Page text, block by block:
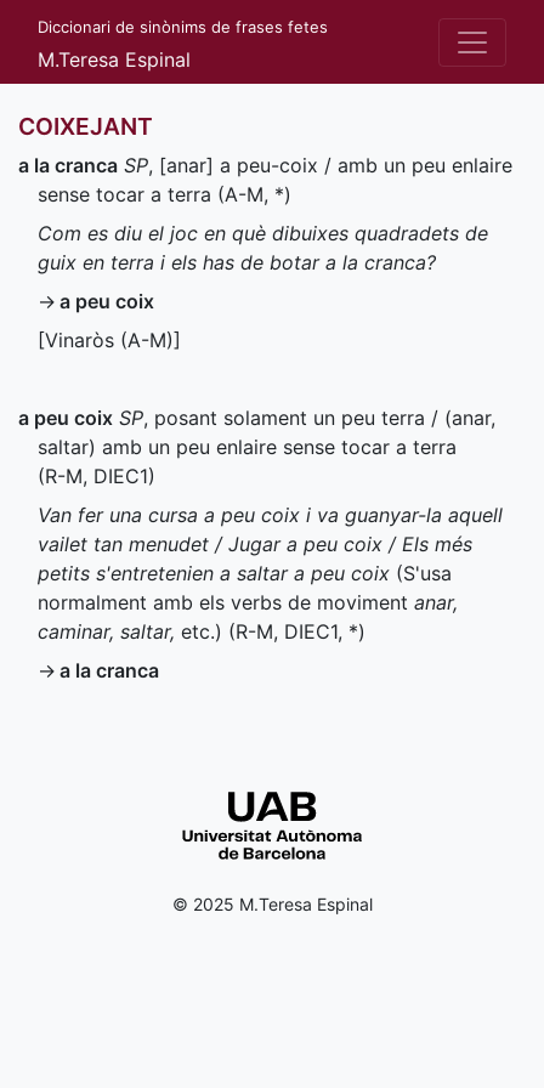
Diccionari de sinònims de frases fetes
M.Teresa Espinal
COIXEJANT
a la cranca SP, [anar] a peu-coix / amb un peu enlaire
sense tocar a terra (A-M, *)
Com es diu el joc en què dibuixes quadradets de
guix en terra i els has de botar a la cranca?
→ a peu coix
[Vinaròs (A-M)]
a peu coix SP, posant solament un peu terra / (anar,
saltar) amb un peu enlaire sense tocar a terra
(R-M, DIEC1)
Van fer una cursa a peu coix i va guanyar-la aquell
vailet tan menudet / Jugar a peu coix / Els més
petits s'entretenien a saltar a peu coix (S'usa
normalment amb els verbs de moviment anar,
caminar, saltar, etc.) (R-M, DIEC1, *)
→ a la cranca
© 2025 M.Teresa Espinal